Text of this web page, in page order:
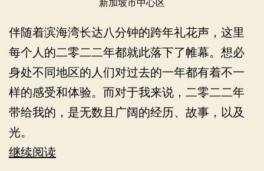
新加坡市中心区
伴随着滨海湾长达八分钟的跨年礼花声，这里
每个人的二零二二年都就此落下了帷幕。想必
身处不同地区的人们对过去的一年都有着不一
样的感受和体验。而对于我来说，二零二二年
带给我的，是无数且广阔的经历、故事，以及
光。
继续阅读